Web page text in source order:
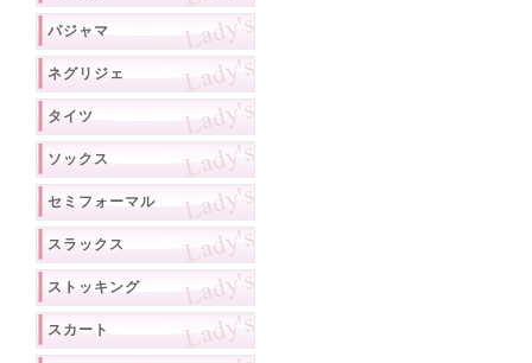
パジャマ
ネグリジェ
タイツ
ソックス
セミフォーマル
スラックス
ストッキング
スカート